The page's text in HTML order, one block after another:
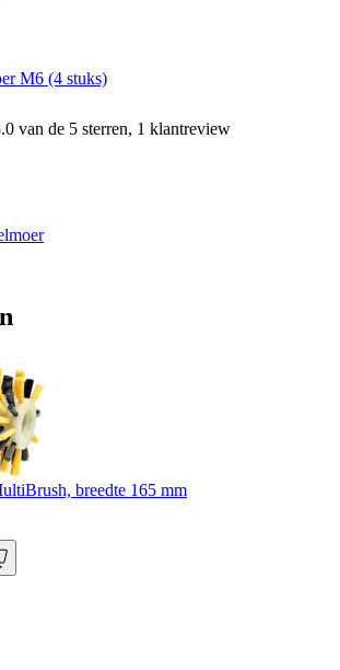
M6 (4 stuks)
van de 5 sterren, 1 klantreview
breedte 165 mm